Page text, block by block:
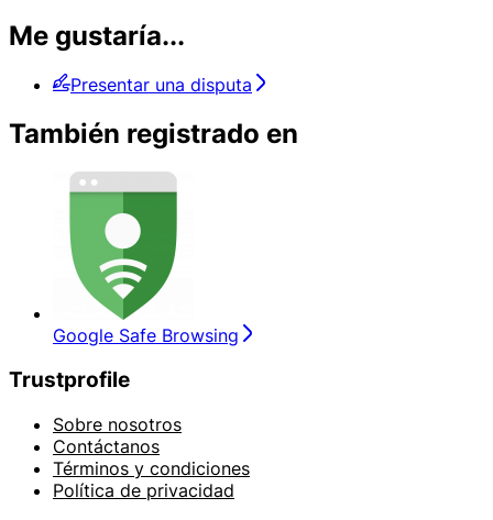
Me gustaría...
Presentar una disputa
También registrado en
Google Safe Browsing
Trustprofile
Sobre nosotros
Contáctanos
Términos y condiciones
Política de privacidad